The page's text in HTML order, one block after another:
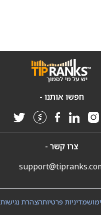
חפשו אותנו -
צרו קשר -
הצהרת נגישותמדיניות פרטיות